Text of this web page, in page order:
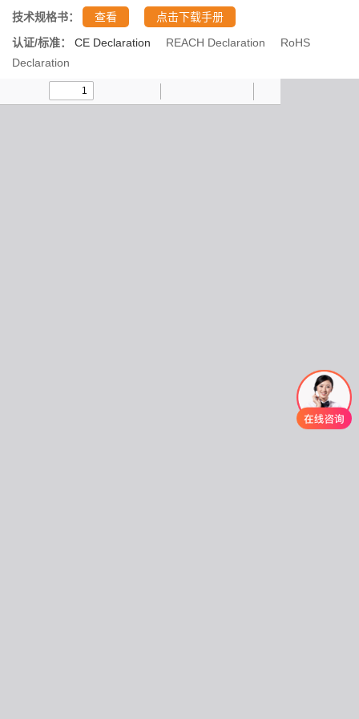
技术规格书： 查看
点击下载手册
认证/标准：
CE Declaration REACH Declaration
RoHS
Declaration